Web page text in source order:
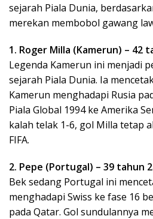
sejarah Piala Dunia,
merekan membobol gawang
1. Roger Milla (Kamerun) – 42
Legenda Kamerun ini menjadi
sejarah Piala Dunia. Ia
Kamerun menghadapi Rusia
Piala Global 1994 ke Amerika
kalah telak 1-6, gol Milla tetap
FIFA.
2. Pepe (Portugal) – 39 tahun
Bek sedang Portugal ini
menghadapi Swiss ke fase 16
pada Qatar. Gol sundulannya